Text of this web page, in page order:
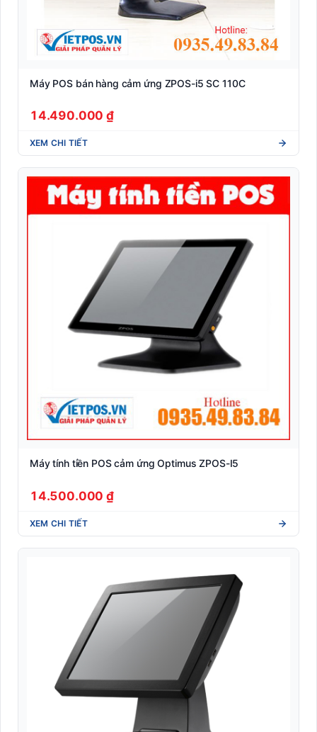
Máy POS bán hàng cảm ứng ZPOS-i5 SC 110C
14.490.000 ₫
XEM CHI TIẾT
Máy tính tiền POS cảm ứng Optimus ZPOS-I5
14.500.000 ₫
XEM CHI TIẾT